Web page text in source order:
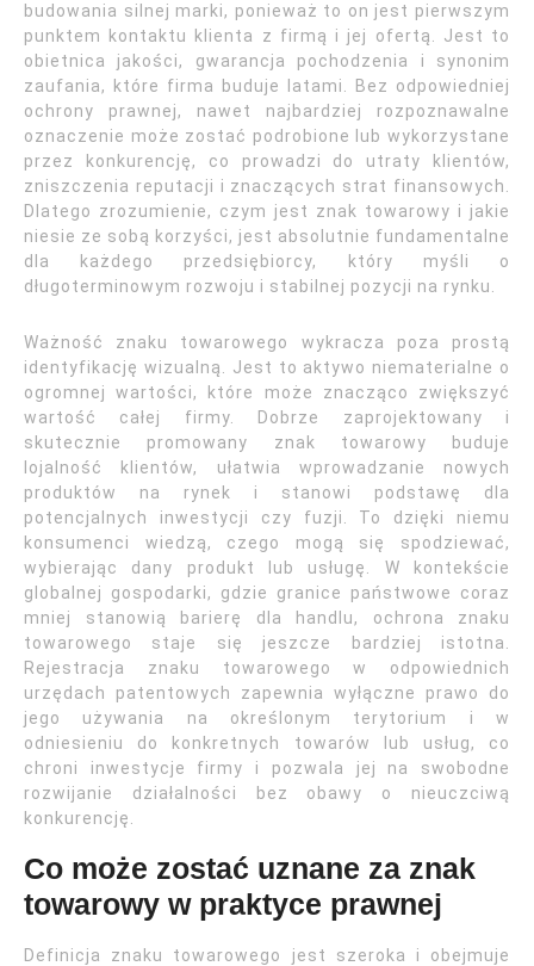
budowania silnej marki, ponieważ to on jest pierwszym
punktem kontaktu klienta z firmą i jej ofertą. Jest to
obietnica jakości, gwarancja pochodzenia i synonim
zaufania, które firma buduje latami. Bez odpowiedniej
ochrony prawnej, nawet najbardziej rozpoznawalne
oznaczenie może zostać podrobione lub wykorzystane
przez konkurencję, co prowadzi do utraty klientów,
zniszczenia reputacji i znaczących strat finansowych.
Dlatego zrozumienie, czym jest znak towarowy i jakie
niesie ze sobą korzyści, jest absolutnie fundamentalne
dla każdego przedsiębiorcy, który myśli o
długoterminowym rozwoju i stabilnej pozycji na rynku.
Ważność znaku towarowego wykracza poza prostą
identyfikację wizualną. Jest to aktywo niematerialne o
ogromnej wartości, które może znacząco zwiększyć
wartość całej firmy. Dobrze zaprojektowany i
skutecznie promowany znak towarowy buduje
lojalność klientów, ułatwia wprowadzanie nowych
produktów na rynek i stanowi podstawę dla
potencjalnych inwestycji czy fuzji. To dzięki niemu
konsumenci wiedzą, czego mogą się spodziewać,
wybierając dany produkt lub usługę. W kontekście
globalnej gospodarki, gdzie granice państwowe coraz
mniej stanowią barierę dla handlu, ochrona znaku
towarowego staje się jeszcze bardziej istotna.
Rejestracja znaku towarowego w odpowiednich
urzędach patentowych zapewnia wyłączne prawo do
jego używania na określonym terytorium i w
odniesieniu do konkretnych towarów lub usług, co
chroni inwestycje firmy i pozwala jej na swobodne
rozwijanie działalności bez obawy o nieuczciwą
konkurencję.
Co może zostać uznane za znak
towarowy w praktyce prawnej
Definicja znaku towarowego jest szeroka i obejmuje